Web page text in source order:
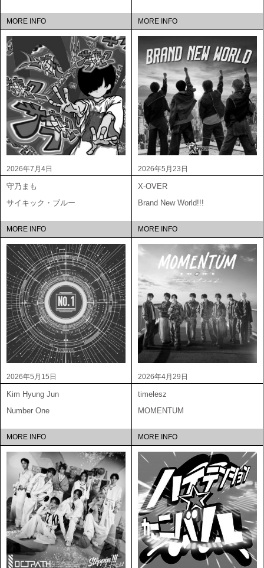
MORE INFO MORE INFO
2026年7月4日
守乃まも
サイキック・ブルー
MORE INFO
2026年5月23日
X-OVER
Brand New World!!!
MORE INFO
2026年5月15日
Kim Hyung Jun
Number One
MORE INFO
2026年4月29日
timelesz
MOMENTUM
MORE INFO